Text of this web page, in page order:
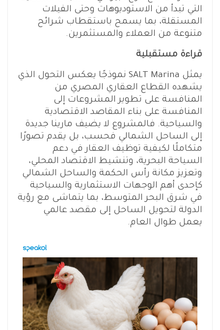
التي تبدأ من الاستوديوهات وحتى الفيلات
المستقلة، بما يسمح باستقطاب شرائح
متنوعة من العملاء والمستثمرين.
قراءة مستقبلية
يمثل SALT Marina نموذجًا يعكس التحول الذي
يشهده القطاع العقاري المصري من
المنافسة على تطوير المشروعات إلى
المنافسة على بناء المقاصد الاقتصادية
والسياحية. فالمشروع لا يضيف مارينا جديدة
إلى الساحل الشمالي فحسب، بل يقدم تصورًا
متكاملًا لكيفية توظيف العقار في دعم
السياحة البحرية، وتنشيط الاقتصاد المحلي،
وتعزيز مكانة رأس الحكمة والساحل الشمالي
كإحدى أهم الوجهات الاستثمارية والسياحية
في شرق البحر المتوسط، بما يتماشى مع رؤية
الدولة لتحويل الساحل إلى مقصد عالمي
يعمل طوال العام.